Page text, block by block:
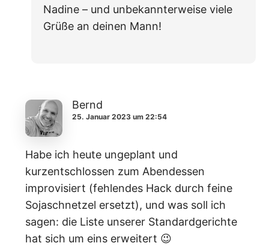
Nadine – und unbekannterweise viele
Grüße an deinen Mann!
Bernd
25. Januar 2023 um 22:54
Habe ich heute ungeplant und
kurzentschlossen zum Abendessen
improvisiert (fehlendes Hack durch feine
Sojaschnetzel ersetzt), und was soll ich
sagen: die Liste unserer Standardgerichte
hat sich um eins erweitert 😉